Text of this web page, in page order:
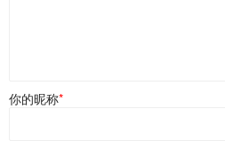
你的昵称*